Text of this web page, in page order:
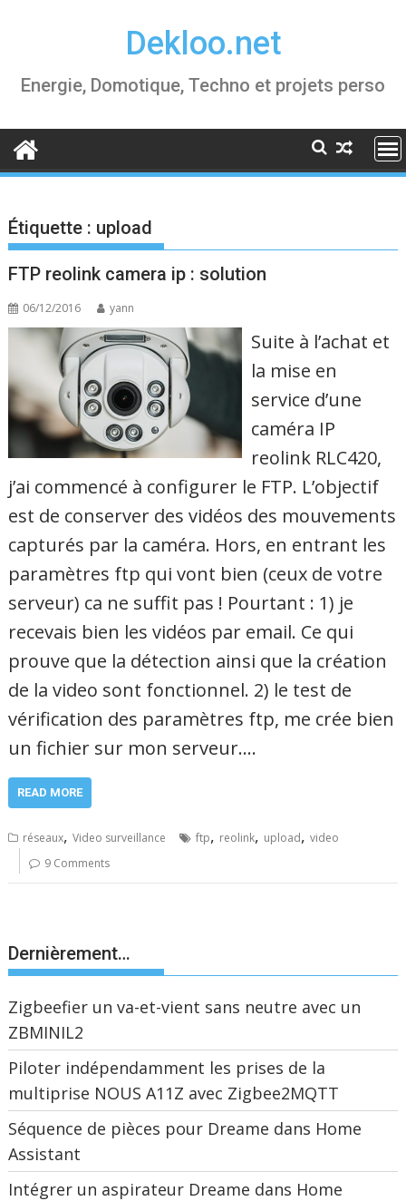
Dekloo.net
Energie, Domotique, Techno et projets perso
Étiquette : upload
FTP reolink camera ip : solution
06/12/2016 yann
Suite à l’achat et
la mise en
service d’une
caméra IP
reolink RLC420,
j’ai commencé à configurer le FTP. L’objectif
est de conserver des vidéos des mouvements
capturés par la caméra. Hors, en entrant les
paramètres ftp qui vont bien (ceux de votre
serveur) ca ne suffit pas ! Pourtant : 1) je
recevais bien les vidéos par email. Ce qui
prouve que la détection ainsi que la création
de la video sont fonctionnel. 2) le test de
vérification des paramètres ftp, me crée bien
un fichier sur mon serveur.…
READ MORE
réseaux,Video surveillance ftp, reolink, upload,video
9 Comments
Dernièrement…
Zigbeefier un va-et-vient sans neutre avec un
ZBMINIL2
Piloter indépendamment les prises de la
multiprise NOUS A11Z avec Zigbee2MQTT
Séquence de pièces pour Dreame dans Home
Assistant
Intégrer un aspirateur Dreame dans Home